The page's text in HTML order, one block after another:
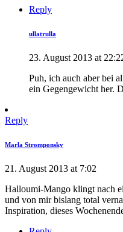
Reply
ullatrulla
23. August 2013 at
Puh, ich auch aber bei
ein Gegengewicht her.
Reply
Marla Stromponsky
21. August 2013 at 7:02
Halloumi-Mango klingt nach
und von mir bislang total
Inspiration, dieses